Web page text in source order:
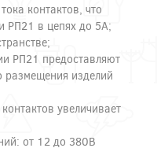
контактов, что
РП21 в цепях до 5А;
РП21 предоставляют
размещения изделий
увеличивает
от 12 до 380В